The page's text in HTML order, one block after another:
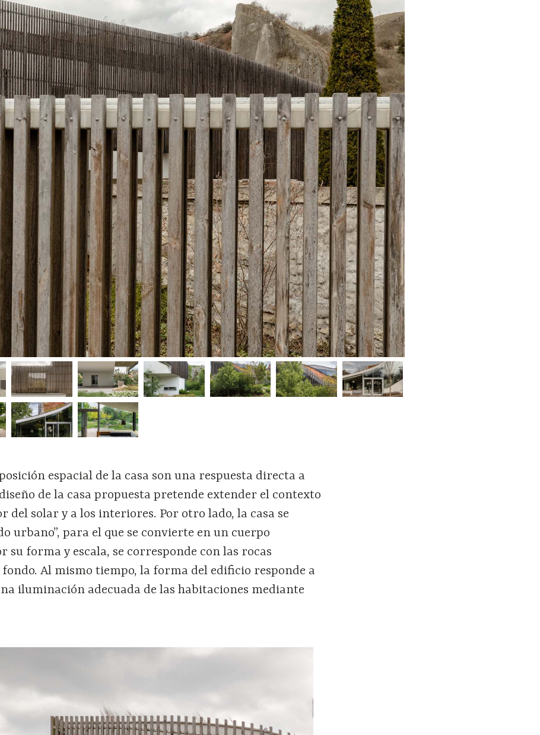
espacial de la casa son una respuesta directa a
de la casa propuesta pretende extender el contexto
solar y a los interiores. Por otro lado, la casa se
urbano”, para el que se convierte en un cuerpo
su forma y escala, se corresponde con las rocas
Al mismo tiempo, la forma del edificio responde a
iluminación adecuada de las habitaciones mediante